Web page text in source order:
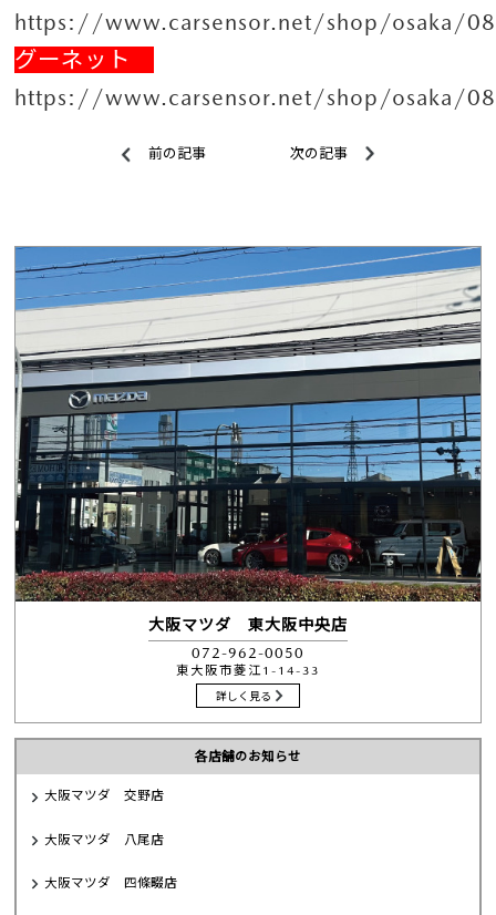
https://www.carsensor.net/shop/osaka/
グーネット
https://www.carsensor.net/shop/osaka/
前の記事 次の記事
大阪マツダ 東大阪中央店
072-962-0050
東大阪市菱江1-14-33
詳しく見る
各店舗のお知らせ
大阪マツダ 交野店
大阪マツダ 八尾店
大阪マツダ 四條畷店